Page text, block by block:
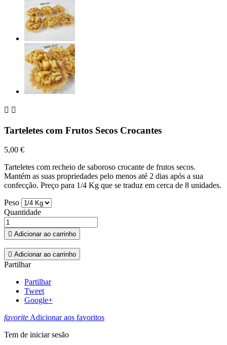
 
Tarteletes com Frutos Secos Crocantes
5,00 €
Tarteletes com recheio de saboroso crocante de frutos secos.
Mantém as suas propriedades pelo menos até 2 dias após a sua
confecção. Preço para 1/4 Kg que se traduz em cerca de 8 unidades.
Peso
Quantidade
 Adicionar ao carrinho
 Adicionar ao carrinho
Partilhar
Partilhar
Tweet
Google+
favoriteAdicionar aos favoritos
Tem de iniciar sesão